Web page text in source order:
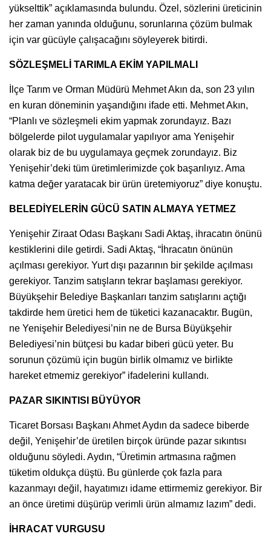
yükselttik” açıklamasında bulundu. Özel, sözlerini üreticinin
her zaman yanında olduğunu, sorunlarına çözüm bulmak
için var gücüyle çalışacağını söyleyerek bitirdi.
SÖZLEŞMELİ TARIMLA EKİM YAPILMALI
İlçe Tarım ve Orman Müdürü Mehmet Akın da, son 23 yılın
en kuran döneminin yaşandığını ifade etti. Mehmet Akın,
“Planlı ve sözleşmeli ekim yapmak zorundayız. Bazı
bölgelerde pilot uygulamalar yapılıyor ama Yenişehir
olarak biz de bu uygulamaya geçmek zorundayız. Biz
Yenişehir’deki tüm üretimlerimizde çok başarılıyız. Ama
katma değer yaratacak bir ürün üretemiyoruz” diye konuştu.
BELEDİYELERİN GÜCÜ SATIN ALMAYA YETMEZ
Yenişehir Ziraat Odası Başkanı Sadi Aktaş, ihracatın önünü
kestiklerini dile getirdi. Sadi Aktaş, “İhracatın önünün
açılması gerekiyor. Yurt dışı pazarının bir şekilde açılması
gerekiyor. Tanzim satışların tekrar başlaması gerekiyor.
Büyükşehir Belediye Başkanları tanzim satışlarını açtığı
takdirde hem üretici hem de tüketici kazanacaktır. Bugün,
ne Yenişehir Belediyesi’nin ne de Bursa Büyükşehir
Belediyesi’nin bütçesi bu kadar biberi gücü yeter. Bu
sorunun çözümü için bugün birlik olmamız ve birlikte
hareket etmemiz gerekiyor” ifadelerini kullandı.
PAZAR SIKINTISI BÜYÜYOR
Ticaret Borsası Başkanı Ahmet Aydın da sadece biberde
değil, Yenişehir’de üretilen birçok üründe pazar sıkıntısı
olduğunu söyledi. Aydın, “Üretimin artmasına rağmen
tüketim oldukça düştü. Bu günlerde çok fazla para
kazanmayı değil, hayatımızı idame ettirmemiz gerekiyor. Bir
an önce üretimi düşürüp verimli ürün almamız lazım” dedi.
İHRACAT VURGUSU